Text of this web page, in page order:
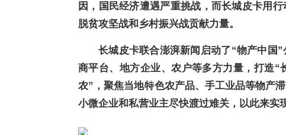
因，国民经济遭遇严重挑战，而长城皮卡用
脱贫攻坚战和乡村振兴战贡献力量。
长城皮卡联合澎湃新闻启动了“物产中国
商平台、地方企业、农户等多方力量，打造
农”，聚焦当地特色农产品、手工业品等物产
小微企业和私营业主尽快渡过难关，以此来实